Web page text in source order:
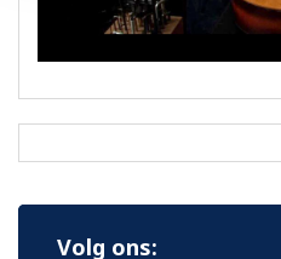
Volg ons: